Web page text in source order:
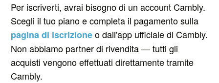
Per iscriverti, avrai bisogno di un account Cambly.
Scegli il tuo piano e completa il pagamento sulla
pagina di iscrizioneo dall'app ufficiale di Cambly.
Non abbiamo partner di rivendita — tutti gli
acquisti vengono effettuati direttamente tramite
Cambly.